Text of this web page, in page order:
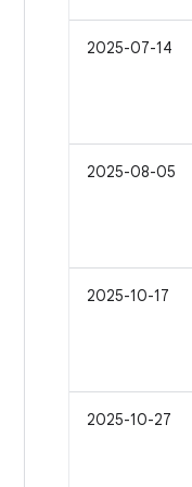
2025-07-14
2025-08-05
2025-10-17
2025-10-27